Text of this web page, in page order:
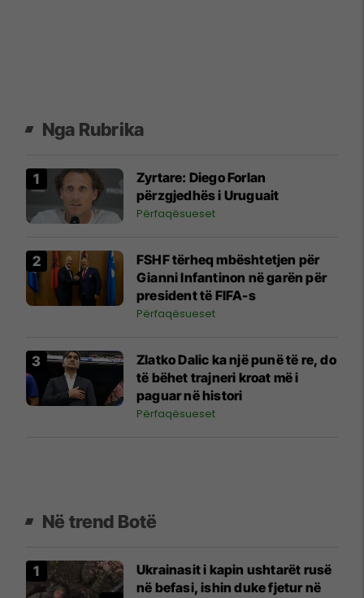
Nga Rubrika
Zyrtare: Diego Forlan
përzgjedhës i Uruguait
Përfaqësueset
FSHF tërheq mbështetjen për
Gianni Infantinon në garën për
president të FIFA-s
Përfaqësueset
Zlatko Dalic ka një punë të re, do
të bëhet trajneri kroat më i
paguar në histori
Përfaqësueset
Në trend Botë
Ukrainasit i kapin ushtarët rusë
në befasi, ishin duke fjetur në